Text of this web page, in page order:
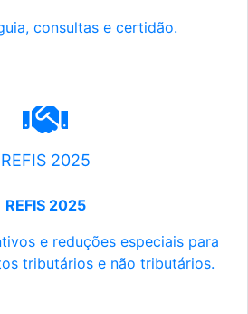
consultas e certidão.
REFIS 2025
REFIS 2025
e reduções especiais para
tributários e não tributários.